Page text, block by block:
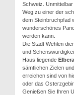
Schweiz.
Weg zu einer der
dem Steinbruchpfad
wunderschönes
werden kann.
Die Stadt Wehlen
und
Haus liegende
sämtlichen Zielen
erreichen sind von
oder das
Genießen Sie Ihren